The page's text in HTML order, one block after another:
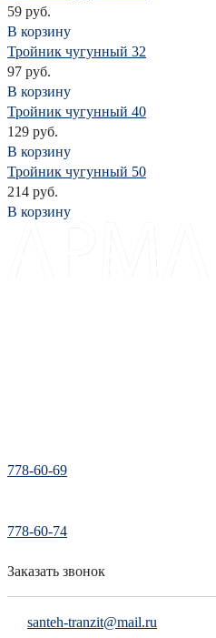
59 руб.
В корзину
Тройник чугунный 32
97 руб.
В корзину
Тройник чугунный 40
129 руб.
В корзину
Тройник чугунный 50
214 руб.
В корзину
778-60-69
778-60-74
Заказать звонок
santeh-tranzit@mail.ru